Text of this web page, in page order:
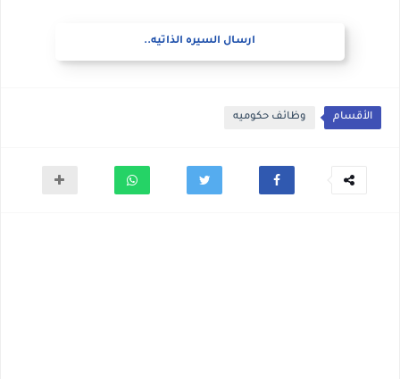
ارسال السيره الذاتيه..
الأقسام وظائف حكوميه